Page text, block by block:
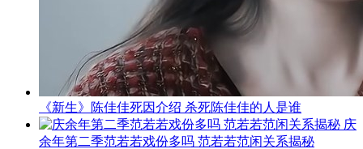
《新生》陈佳佳死因介绍 杀死陈佳佳的人是谁
庆
余年第二季范若若戏份多吗 范若若范闲关系揭秘